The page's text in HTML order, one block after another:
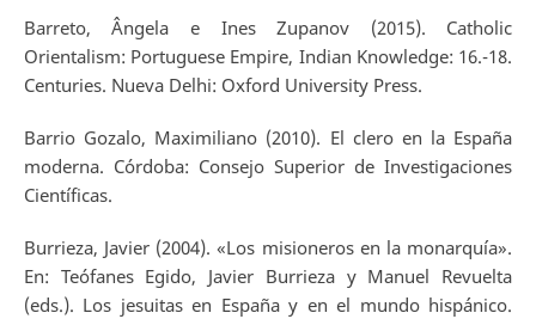
Barreto, Ângela e Ines Zupanov (2015). Catholic
Orientalism: Portuguese Empire, Indian Knowledge: 16.-18.
Centuries. Nueva Delhi: Oxford University Press.
Barrio Gozalo, Maximiliano (2010). El clero en la España
moderna. Córdoba: Consejo Superior de Investigaciones
Científicas.
Burrieza, Javier (2004). «Los misioneros en la monarquía».
En: Teófanes Egido, Javier Burrieza y Manuel Revuelta
(eds.). Los jesuitas en España y en el mundo hispánico.